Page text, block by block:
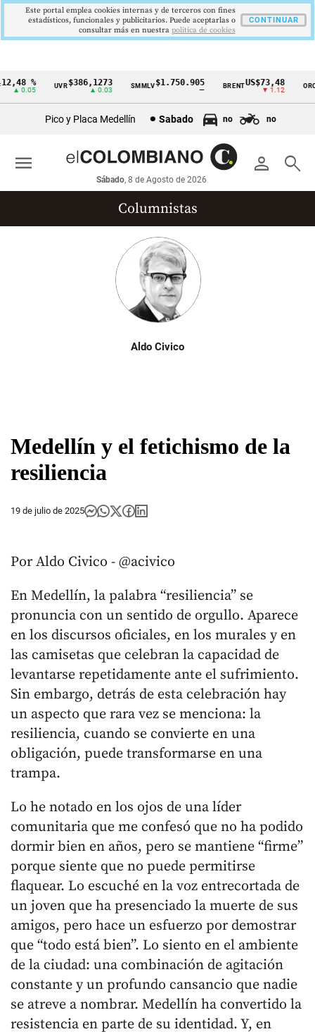
Cintillo
económicos
Colombia
%
▲ 0.05
UVR$386,1273
▲ 0.03
SMMLV$1.750.905 BRENTUS$73,48
▼ 1.12
ORO
Pico y Placa Medellín Sabado no no
person search
Sábado, 8 de Agosto de 2026
menu
Columnistas
Aldo Civico
Medellín y el fetichismo de la
resiliencia
19 de julio de 2025
Por Aldo Civico - @acivico
En Medellín, la palabra “resiliencia” se
pronuncia con un sentido de orgullo. Aparece
en los discursos oficiales, en los murales y en
las camisetas que celebran la capacidad de
levantarse repetidamente ante el sufrimiento.
Sin embargo, detrás de esta celebración hay
un aspecto que rara vez se menciona: la
resiliencia, cuando se convierte en una
obligación, puede transformarse en una
trampa.
Lo he notado en los ojos de una líder
comunitaria que me confesó que no ha podido
dormir bien en años, pero se mantiene “firme”
porque siente que no puede permitirse
flaquear. Lo escuché en la voz entrecortada de
un joven que ha presenciado la muerte de sus
amigos, pero hace un esfuerzo por demostrar
que “todo está bien”. Lo siento en el ambiente
de la ciudad: una combinación de agitación
constante y un profundo cansancio que nadie
se atreve a nombrar. Medellín ha convertido la
resistencia en parte de su identidad. Y, en
Este portal emplea cookies internas y de terceros con fines
estadísticos, funcionales y publicitarios. Puede aceptarlas o
consultar más en nuestra politica de cookies
CONTINUAR